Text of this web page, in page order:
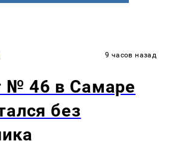
9 часов назад
№ 46 в Самаре
без